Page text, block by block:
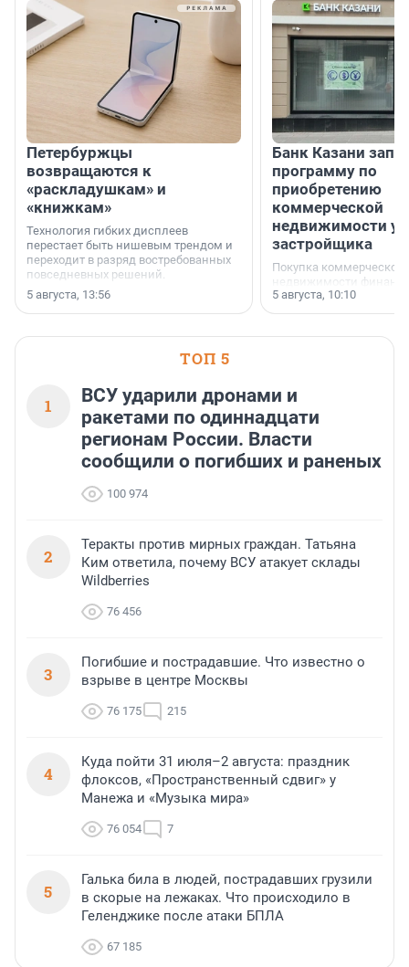
Петербуржцы
возвращаются к
«раскладушкам» и
«книжкам»
Технология гибких дисплеев
перестает быть нишевым трендом и
переходит в разряд востребованных
повседневных решений.
5 августа, 13:56
Банк Казани
программу по
приобретению
коммерческой
недвижимости у
застройщика
Покупка коммерческой
недвижимости
инструмент,
предпринимателей.
или готовый арендный
5 августа, 10:10
ТОП 5
1
ВСУ ударили дронами и
ракетами по одиннадцати
регионам России. Власти
сообщили о погибших и раненых
100 974
2
Теракты против мирных граждан. Татьяна
Ким ответила, почему ВСУ атакует склады
Wildberries
76 456
3
Погибшие и пострадавшие. Что известно о
взрыве в центре Москвы
76 175 215
4
Куда пойти 31 июля–2 августа: праздник
флоксов, «Пространственный сдвиг» у
Манежа и «Музыка мира»
76 054 7
5
Галька била в людей, пострадавших грузили
в скорые на лежаках. Что происходило в
Геленджике после атаки БПЛА
67 185